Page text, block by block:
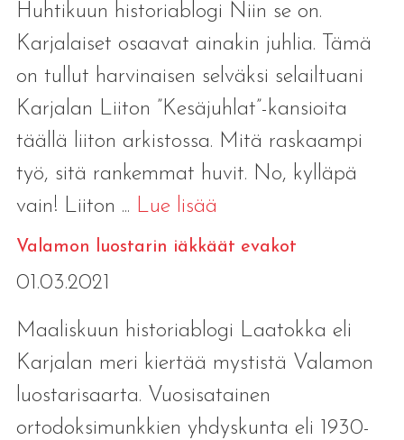
Huhtikuun historiablogi Niin se on.
Karjalaiset osaavat ainakin juhlia. Tämä
on tullut harvinaisen selväksi selailtuani
Karjalan Liiton ”Kesäjuhlat”-kansioita
täällä liiton arkistossa. Mitä raskaampi
työ, sitä rankemmat huvit. No, kylläpä
vain! Liiton ... Lue lisää
Valamon luostarin iäkkäät evakot
01.03.2021
Maaliskuun historiablogi Laatokka eli
Karjalan meri kiertää mystistä Valamon
luostarisaarta. Vuosisatainen
ortodoksimunkkien yhdyskunta eli 1930-